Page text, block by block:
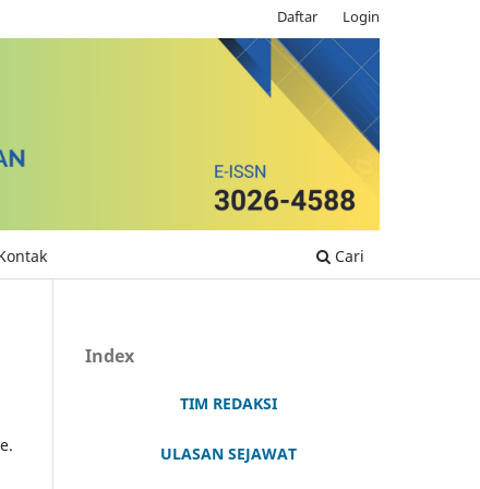
Cari
Daftar Login
Index
TIM REDAKSI
ULASAN SEJAWAT